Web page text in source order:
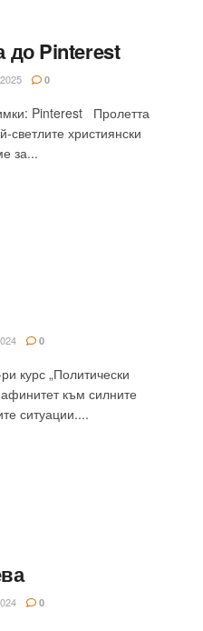
до Pinterest
0
Pinterest Пролетта
светлите християнски
за...
0
курс „Политически
към силните
ситуации....
0